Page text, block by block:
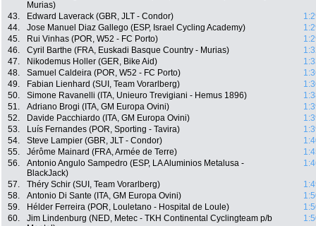
Murias)
43. Edward Laverack (GBR, JLT - Condor)
44.
Jose Manuel Diaz Gallego (ESP, Israel Cycling Academy)
45.
Rui Vinhas (POR, W52 - FC Porto)
46.
Cyril Barthe (FRA, Euskadi Basque Country - Murias)
47.
Nikodemus Holler (GER, Bike Aid)
48.
Samuel Caldeira (POR, W52 - FC Porto)
49.
Fabian Lienhard (SUI, Team Vorarlberg)
50.
Simone Ravanelli (ITA, Unieuro Trevigiani - Hemus 1896)
51.
Adriano Brogi (ITA, GM Europa Ovini)
52.
Davide Pacchiardo (ITA, GM Europa Ovini)
53.
Luís Fernandes (POR, Sporting - Tavira)
54.
Steve Lampier (GBR, JLT - Condor)
55.
Jérôme Mainard (FRA, Armée de Terre)
56.
Antonio Angulo Sampedro (ESP, LA Aluminios Metalusa -
BlackJack)
57. Théry Schir (SUI, Team Vorarlberg)
58.
Antonio Di Sante (ITA, GM Europa Ovini)
59.
Hélder Ferreira (POR, Louletano - Hospital de Loule)
60.
Jim Lindenburg (NED, Metec - TKH Continental Cyclingteam p/b